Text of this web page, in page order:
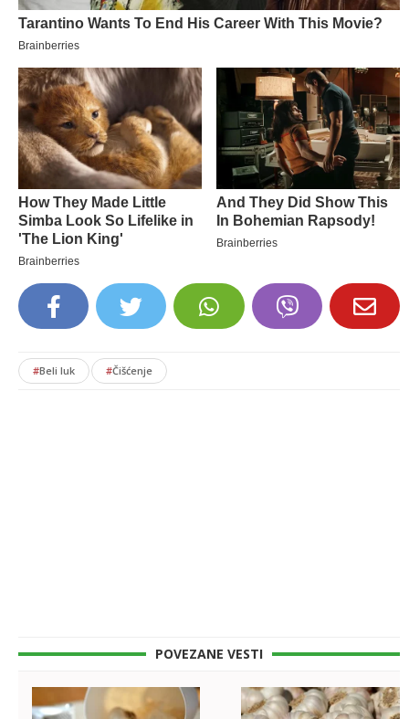
#Beli luk #Čišćenje
POVEZANE VESTI